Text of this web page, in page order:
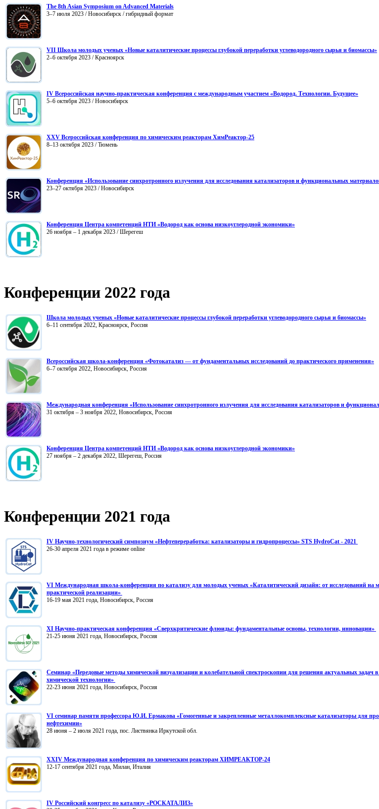
The 8th Asian Symposium on Advanced Materials
3–7 июля 2023 / Новосибирск / гибридный формат
VII Школа молодых ученых «Новые каталитические процессы глубокой переработки углеводородного сырья и биомассы»
2–6 октября 2023 / Красноярск
IV Всероссийская научно-практическая конференция с международным участием «Водород. Технологии. Будущее»
5–6 октября 2023 / Новосибирск
XXV Всероссийская конференция по химическим реакторам ХимРеактор-25
8–13 октября 2023 / Тюмень
Конференция «Использование синхротронного излучения для исследования катализаторов и функциональных
23–27 октября 2023 / Новосибирск
Конференция Центра компетенций НТИ «Водород как основа низкоуглеродной экономики»
26 ноября – 1 декабря 2023 / Шерегеш
Конференции 2022 года
Школа молодых ученых «Новые каталитические процессы глубокой переработки углеводородного сырья и биомассы»
6–11 сентября 2022, Красноярск, Россия
Всероссийская школа-конференция «Фотокатализ — от фундаментальных исследований до практического применения»
6–7 октября 2022, Новосибирск, Россия
Международная конференция «Использование синхротронного излучения для исследования катализаторов и
31 октября – 3 ноября 2022, Новосибирск, Россия
Конференция Центра компетенций НТИ «Водород как основа низкоуглеродной экономики»
27 ноября – 2 декабря 2022, Шерегеш, Россия
Конференции 2021 года
IV Научно-технологический симпозиум «Нефтепереработка: катализаторы и гидропроцессы» STS HydroCat - 2021
26-30 апреля 2021 года в режиме online
VI Международная школа-конференция по катализу для молодых ученых «Каталитический дизайн: от исследований на
практической реализации»
16-19 мая 2021 года, Новосибирск, Россия
XI Научно-практическая конференция «Сверхкритические флюиды: фундаментальные основы, технологии, инновации»
21-25 июня 2021 года, Новосибирск, Россия
Семинар «Передовые методы химической визуализации и колебательной спектроскопии для решения актуальных задач в
химической технологии»
22-23 июня 2021 года, Новосибирск, Россия
VI семинар памяти профессора Ю.И. Ермакова «Гомогенные и закрепленные металлокомплексные катализаторы для
нефтехимии»
28 июня – 2 июля 2021 года, пос. Листвянка Иркутской обл.
XXIV Международная конференция по химическим реакторам ХИМРЕАКТОР-24
12-17 сентября 2021 года, Милан, Италия
IV Российский конгресс по катализу «РОСКАТАЛИЗ»